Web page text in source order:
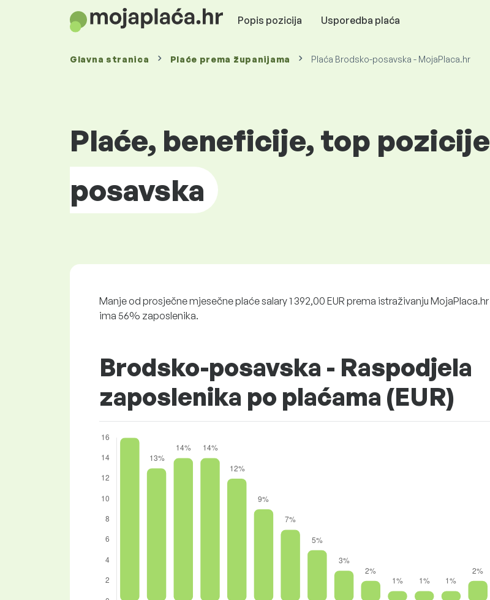
Popis pozicija Usporedba plaća
Glavna stranica Plaće prema županijama Plaća Brodsko-posavska - MojaPlaca.hr
Plaće, beneficije, top pozicije
posavska
Manje od prosječne mjesečne plaće salary 1 392,00 EUR prema istraživanju MojaPlaca.hr
ima 56% zaposlenika.
Brodsko-posavska - Raspodjela
zaposlenika po plaćama (EUR)